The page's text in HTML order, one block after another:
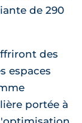
de 290
des
espaces
portée à